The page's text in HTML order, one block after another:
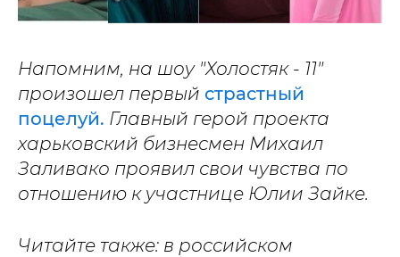
Напомним, на шоу "Холостяк - 11"
произошел первый страстный
поцелуй. Главный герой проекта
харьковский бизнесмен Михаил
Заливако проявил свои чувства по
отношению к участнице Юлии Зайке.
Читайте также: в российском